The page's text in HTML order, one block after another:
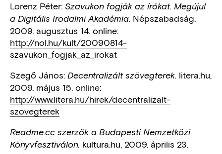
Lorenz Péter: Szavukon fogják az írókat. Megújul
a Digitális Irodalmi Akadémia. Népszabadság,
2009. augusztus 14. online:
http://nol.hu/kult/20090814-
szavukon_fogjak_az_irokat
Szegő János: Decentralizált szövegterek. litera.hu,
2009. május 15. online:
http://www.litera.hu/hirek/decentralizalt-
szovegterek
Readme.cc szerzők a Budapesti Nemzetközi
Könyvfesztiválon. kultura.hu, 2009. április 23.